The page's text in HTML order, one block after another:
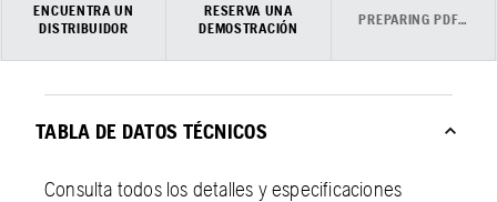
ENCUENTRA UN
DISTRIBUIDOR
RESERVA UNA
DEMOSTRACIÓN
PREPARING PDF…
TABLA DE DATOS TÉCNICOS
Consulta todos los detalles y especificaciones